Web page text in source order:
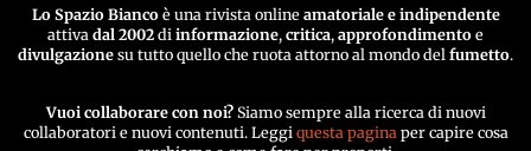
Lo Spazio Biancoè una rivista online amatoriale e indipendente
attiva dal 2002 di informazione, critica, approfondimento e
divulgazione su tutto quello che ruota attorno al mondo del fumetto.
Vuoi collaborare con noi? Siamo sempre alla ricerca di nuovi
collaboratori e nuovi contenuti. Leggi questa paginaper capire cosa